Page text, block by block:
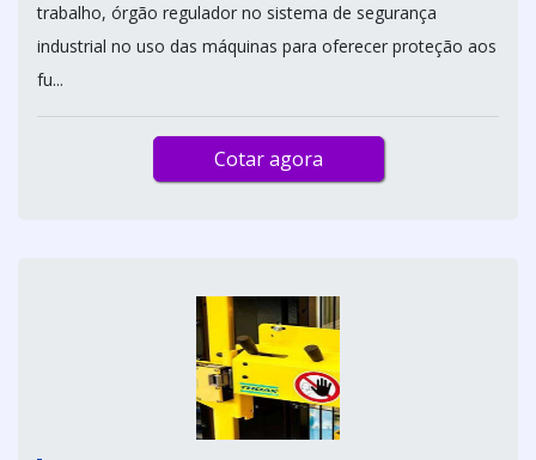
trabalho, órgão regulador no sistema de segurança
industrial no uso das máquinas para oferecer proteção aos
fu...
Cotar agora